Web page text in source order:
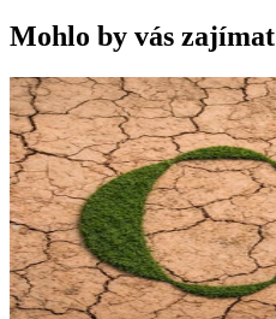
Mohlo by vás zajímat